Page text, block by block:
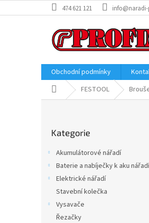
na
474 621 121
Obchodní podmínky
Domů FESTOOL
kategorie
Kategorie
Akumulátorové nářadí
Baterie a nabíječky k aku nářadí
Elektrické nářadí
Stavební kolečka
Vysavače
Řezačky